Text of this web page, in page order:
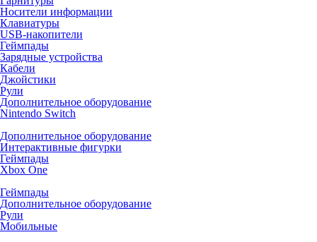
Носители информации
Клавиатуры
USB-накопители
Геймпады
Зарядные устройства
Кабели
Джойстики
Рули
Дополнительное оборудование
Nintendo Switch
Дополнительное оборудование
Интерактивные фигурки
Геймпады
Xbox One
Геймпады
Дополнительное оборудование
Рули
Мобильные